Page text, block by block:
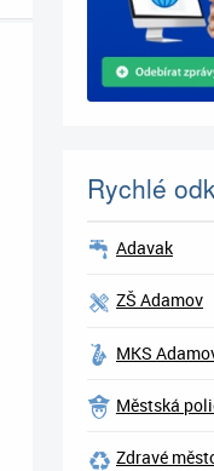
Rychlé
Adavak
ZŠ Adamov
MKS
Městská
Zdravé